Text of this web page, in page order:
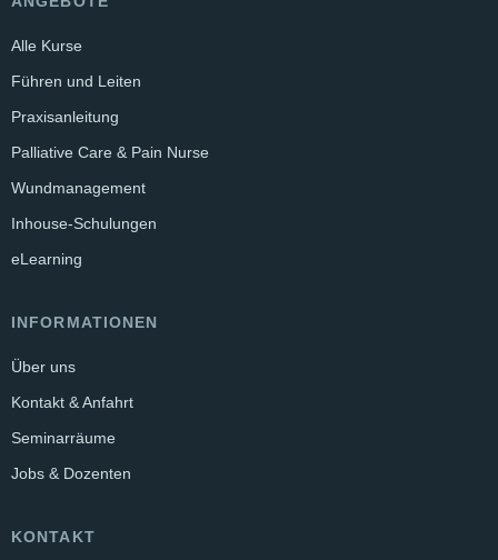
Alle Kurse
Führen und Leiten
Praxisanleitung
Palliative Care & Pain Nurse
Wundmanagement
Inhouse-Schulungen
eLearning
INFORMATIONEN
Über uns
Kontakt & Anfahrt
Seminarräume
Jobs & Dozenten
KONTAKT